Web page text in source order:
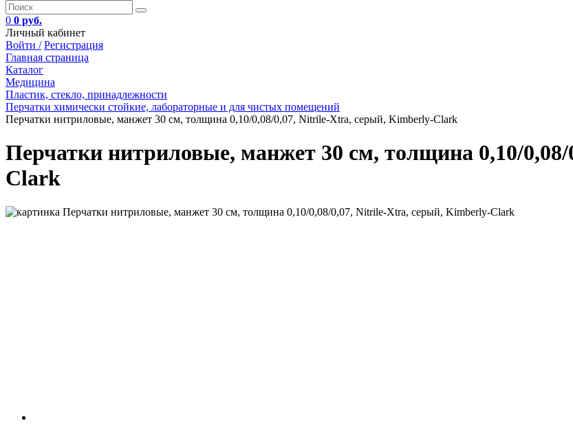
0 0 руб.
Личный кабинет
Войти / Регистрация
Главная страница
Каталог
Медицина
Пластик, стекло, принадлежности
Перчатки химически стойкие, лабораторные и для чистых помещений
Перчатки нитриловые, манжет 30 см, толщина 0,10/0,08/0,07, Nitrile-Xtra, серый, Kimberly-Clark
Перчатки нитриловые, манжет 30 см, толщина 0,10/
Clark